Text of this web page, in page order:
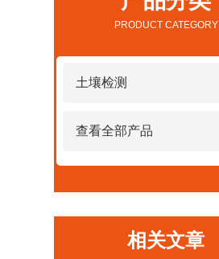
PRODUCT CATEGORY
土壤检测
查看全部产品
相关文章